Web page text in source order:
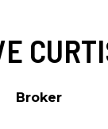
Broker